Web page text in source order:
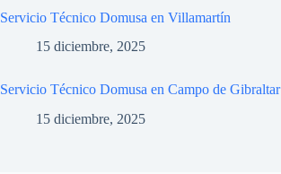
Servicio Técnico Domusa en Villamartín
15 diciembre, 2025
Servicio Técnico Domusa en Campo de Gibraltar
15 diciembre, 2025